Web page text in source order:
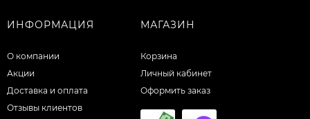
ИНФОРМАЦИЯ
О компании
Акции
Доставка и оплата
Отзывы клиентов
МАГАЗИН
Корзина
Личный кабинет
Оформить заказ